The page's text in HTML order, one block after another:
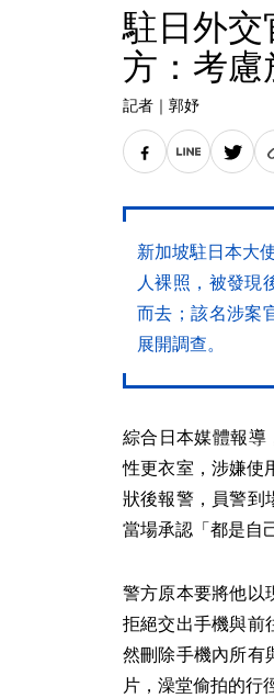
駐日外
方：考
記者 ｜ 郭妤
新加坡駐日本大
人裸照，被發現
而去；該名涉案
展開調查。
綜合日本媒體報導
性更衣室，涉嫌使
狀後報警，員警到
當場承認「都是自
警方原本要將他以
拒絕交出手機與前
然刪除手機內所有
片，澡堂偷拍的行